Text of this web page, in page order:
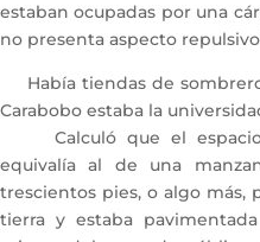
estaban ocupadas por una
no presenta aspecto
Había tiendas de
Carabobo estaba la
Calculó que el espacio
equivalía al de una
trescientos pies, o algo más,
tierra y estaba